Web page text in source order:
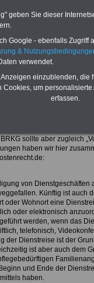
ums Geld im
öffentlichen Dienst
und Ländern nicht
des Bundes und des
sollte aber zugleich
haben wir hier
von Dienstgeschäften
Künftig ist auch
oder Wohnort eine
oder elektronisch
werden, wenn das
telefonisch,
der Dienstreise ist der
ist aber auch dem
und Ende der
haben.
geben Sie dieser
Google - ebenfalls Zugriff
&
verwendet.
einzublenden,
um
erfassen.